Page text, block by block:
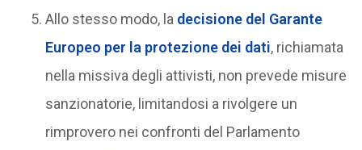
Allo stesso modo, la decisione del Garante
Europeo per la protezione dei dati, richiamata
nella missiva degli attivisti, non prevede misure
sanzionatorie, limitandosi a rivolgere un
rimprovero nei confronti del Parlamento